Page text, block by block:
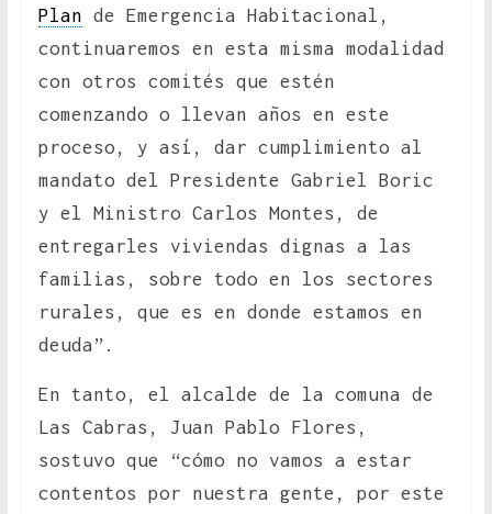
Plan de Emergencia Habitacional,
continuaremos en esta misma modalidad
con otros comités que estén
comenzando o llevan años en este
proceso, y así, dar cumplimiento al
mandato del Presidente Gabriel Boric
y el Ministro Carlos Montes, de
entregarles viviendas dignas a las
familias, sobre todo en los sectores
rurales, que es en donde estamos en
deuda”.
En tanto, el alcalde de la comuna de
Las Cabras, Juan Pablo Flores,
sostuvo que “cómo no vamos a estar
contentos por nuestra gente, por este